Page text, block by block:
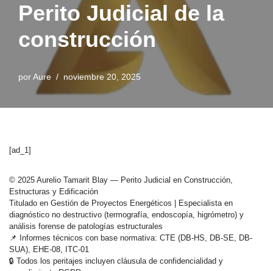
Perito Judicial de la
construcción
por Aure noviembre 20, 2025
[ad_1]
© 2025 Aurelio Tamarit Blay — Perito Judicial en Construcción,
Estructuras y Edificación
Titulado en Gestión de Proyectos Energéticos | Especialista en
diagnóstico no destructivo (termografía, endoscopía, higrómetro) y
análisis forense de patologías estructurales
📌 Informes técnicos con base normativa: CTE (DB-HS, DB-SE, DB-
SUA), EHE-08, ITC-01
🔒 Todos los peritajes incluyen cláusula de confidencialidad y